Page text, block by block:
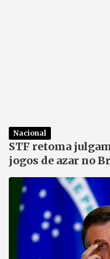
Nacional
STF retoma
jogos de azar no